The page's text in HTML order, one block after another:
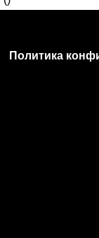
Политика